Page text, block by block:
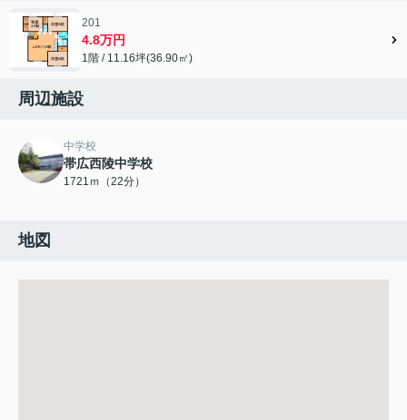
201
4.8万円
1階 / 11.16坪(36.90㎡)
周辺施設
中学校
帯広西陵中学校
1721ｍ（22分）
地図